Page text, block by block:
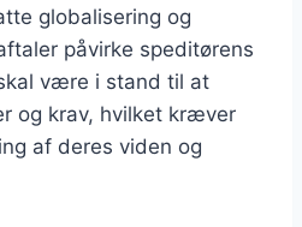
globalisering og
påvirke speditørens
være i stand til at
og krav, hvilket kræver
af deres viden og